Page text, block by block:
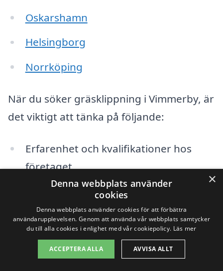
Oskarshamn
Helsingborg
Norrköping
När du söker gräsklippning i Vimmerby, är
det viktigt att tänka på följande:
Erfarenhet och kvalifikationer hos
företaget
Kundrecensioner och omdömen
Priser och erbjudanden
Tillgänglighet och service
×
Denna webbplats använder
cookies
Denna webbplats använder cookies för att förbättra
användarupplevelsen. Genom att använda vår webbplats samtycker
du till alla cookies i enlighet med vår cookiepolicy. Läs mer
ACCEPTERA ALLA AVVISA ALLT